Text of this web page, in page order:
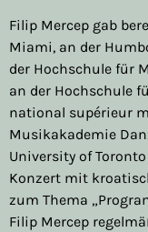
Filip Mercep gab
Miami, an der
der Hochschule für
an der Hochschule
national supérieur
Musikakademie
University of
Konzert mit
zum Thema
Filip Mercep